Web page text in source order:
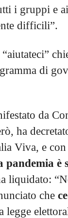
i gruppi e
difficili”.
di
da
ha
Viva, e
è
liquidato:
che
legge